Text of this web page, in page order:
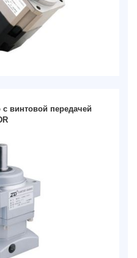
винтовой передачей